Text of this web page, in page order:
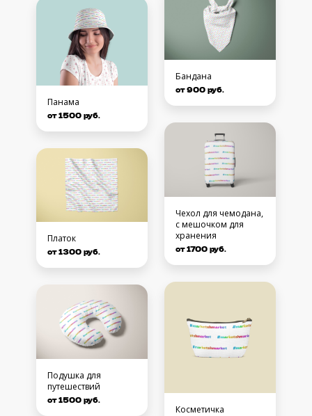
Панама
от 1500 руб.
Платок
от 1300 руб.
Подушка для
путешествий
от 1500 руб.
Бандана
от 900 руб.
Чехол для чемодана,
с мешочком для
хранения
от 1700 руб.
Косметичка